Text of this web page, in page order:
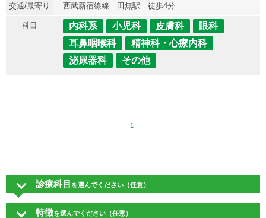
交通/最寄り 西武新宿線線 田無駅 徒歩4分
科目 内科系 小児科 皮膚科
眼科
耳鼻咽喉科
精神科・心療内科
泌尿器科
その他
1
診療科目 を選んでください（任意）
特徴を選んでください（任意）